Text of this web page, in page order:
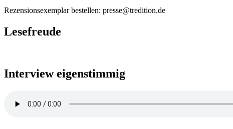
Rezensionsexemplar bestellen: presse@tredition.de
Lesefreude
Interview eigenstimmig